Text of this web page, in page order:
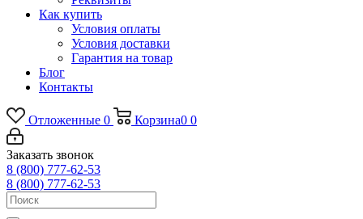
Как купить
Условия оплаты
Условия доставки
Гарантия на товар
Блог
Контакты
Отложенные 0 Корзина0 0
Заказать звонок
8 (800) 777-62-53
8 (800) 777-62-53